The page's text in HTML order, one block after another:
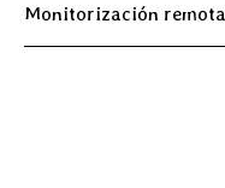
Monitorización